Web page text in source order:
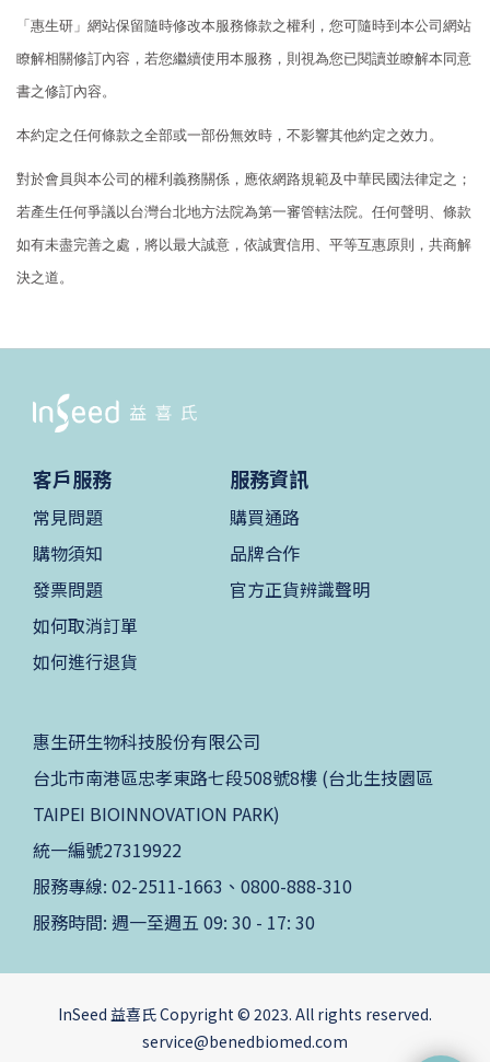
「惠生研」網站保留隨時修改本服務條款之權利，您可隨時到本公司網站
瞭解相關修訂內容，若您繼續使用本服務，則視為您已閱讀並瞭解本同意
書之修訂內容。
本約定之任何條款之全部或一部份無效時，不影響其他約定之效力。
對於會員與本公司的權利義務關係，應依網路規範及中華民國法律定之；
若產生任何爭議以台灣台北地方法院為第一審管轄法院。任何聲明、條款
如有未盡完善之處，將以最大誠意，依誠實信用、平等互惠原則，共商解
決之道。
客戶服務
常見問題
購物須知
發票問題
如何取消訂單
如何進行退貨
服務資訊
購買通路
品牌合作
官方正貨辨識聲明
惠生研生物科技股份有限公司
台北市南港區忠孝東路七段508號8樓 (台北生技園區
TAIPEI BIOINNOVATION PARK)
統一編號27319922
服務專線: 02-2511-1663、0800-888-310
服務時間: 週一至週五 09: 30 - 17: 30
InSeed 益喜氏 Copyright © 2023. All rights reserved.
service@benedbiomed.com